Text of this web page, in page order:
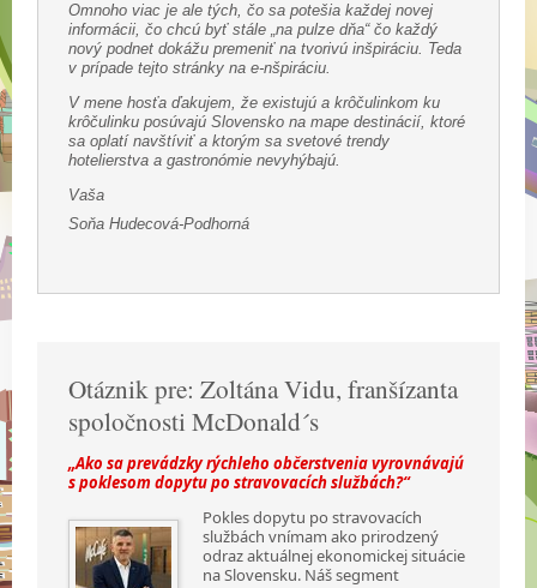
Omnoho viac je ale tých, čo sa potešia každej novej
informácii, čo chcú byť stále „na pulze dňa“ čo každý
nový podnet dokážu premeniť na tvorivú inšpiráciu. Teda
v prípade tejto stránky na e-nšpiráciu.
V mene hosťa ďakujem, že existujú a krôčulinkom ku
krôčulinku posúvajú Slovensko na mape destinácií, ktoré
sa oplatí navštíviť a ktorým sa svetové trendy
hotelierstva a gastronómie nevyhýbajú.
Vaša
Soňa Hudecová-Podhorná
Otáznik pre: Zoltána Vidu, franšízanta
spoločnosti McDonald´s
„Ako sa prevádzky rýchleho občerstvenia vyrovnávajú
s poklesom dopytu po stravovacích službách?“
Pokles dopytu po stravovacích
službách vnímam ako prirodzený
odraz aktuálnej ekonomickej situácie
na Slovensku. Náš segment